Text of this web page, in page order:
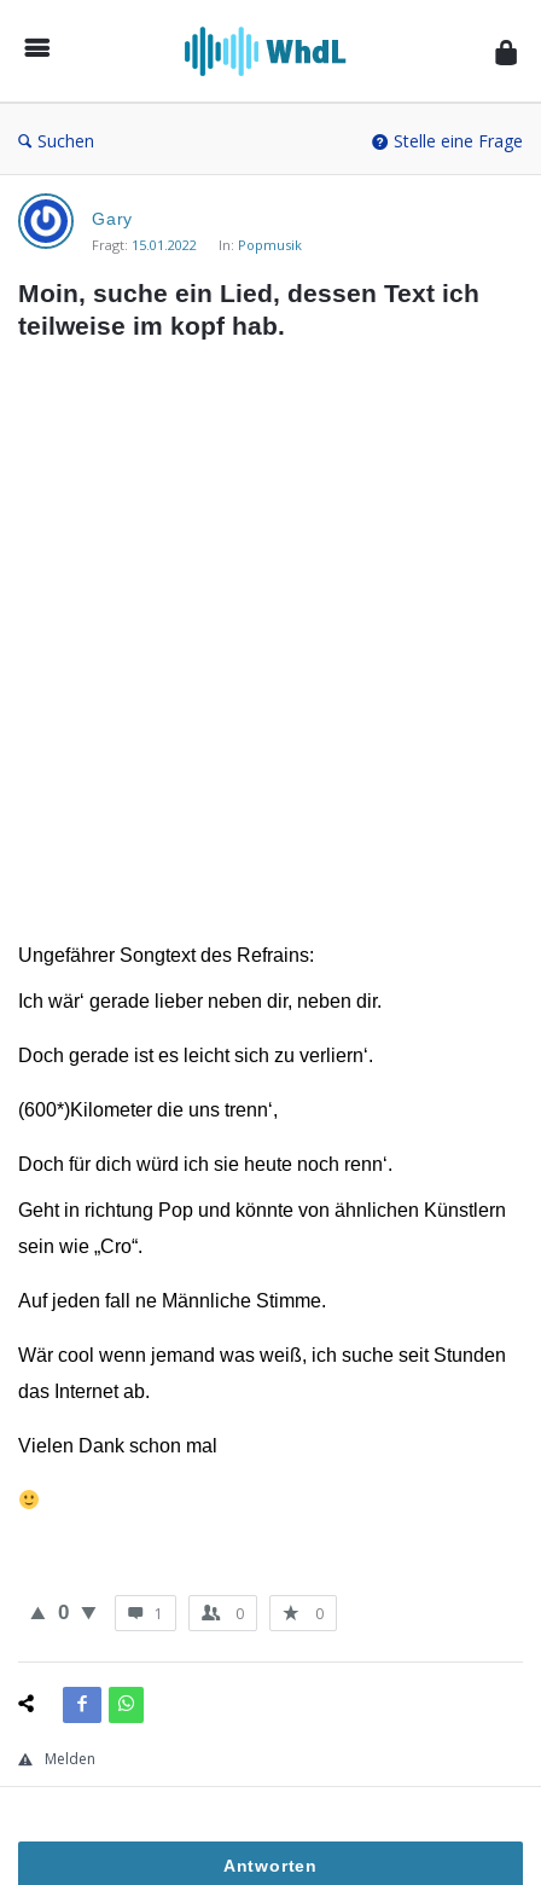
von
Suchen Stelle eine Frage
Musikforum
von
WieheisstdasLied.de
Neueste
Gary
Fragt: 15.01.2022 In: Popmusik
Moin, suche ein Lied, dessen Text ich
teilweise im kopf hab.
Ungefährer Songtext des Refrains:
Ich wär‘ gerade lieber neben dir, neben dir.
Doch gerade ist es leicht sich zu verliern‘.
(600*)Kilometer die uns trenn‘,
Doch für dich würd ich sie heute noch renn‘.
Geht in richtung Pop und könnte von ähnlichen Künstlern
sein wie „Cro“.
Auf jeden fall ne Männliche Stimme.
Wär cool wenn jemand was weiß, ich suche seit Stunden
das Internet ab.
Vielen Dank schon mal
0 1 0 0
Melden
Antworten